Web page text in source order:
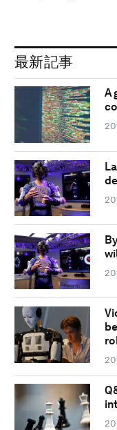
最新記事
A